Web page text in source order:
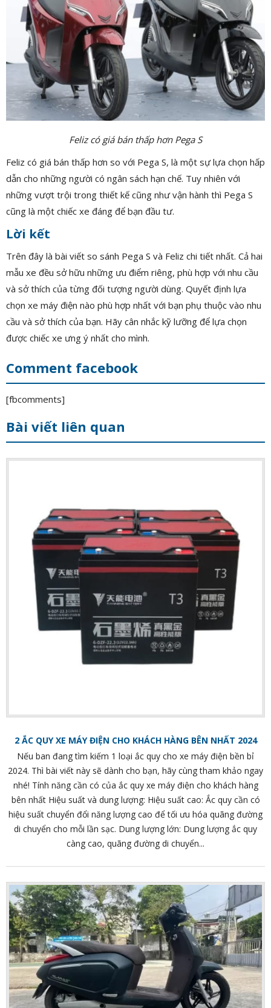
Feliz có giá bán thấp hơn Pega S
Feliz có giá bán thấp hơn so với Pega S, là một sự lựa chọn hấp
dẫn cho những người có ngân sách hạn chế. Tuy nhiên với
những vượt trội trong thiết kế cũng như vận hành thì Pega S
cũng là một chiếc xe đáng để bạn đầu tư.
Lời kết
Trên đây là bài viết so sánh Pega S và Feliz chi tiết nhất. Cả hai
mẫu xe đều sở hữu những ưu điểm riêng, phù hợp với nhu cầu
và sở thích của từng đối tượng người dùng. Quyết định lựa
chọn xe máy điện nào phù hợp nhất với bạn phụ thuộc vào nhu
cầu và sở thích của bạn. Hãy cân nhắc kỹ lưỡng để lựa chọn
được chiếc xe ưng ý nhất cho mình.
Comment facebook
[fbcomments]
Bài viết liên quan
2 ẮC QUY XE MÁY ĐIỆN CHO KHÁCH HÀNG BÊN NHẤT 2024
Nếu ban đang tìm kiếm 1 loại ắc quy cho xe máy điện bền bỉ
2024. Thì bài viết này sẽ dành cho bạn, hãy cùng tham khảo ngay
nhé! Tính năng cần có của ắc quy xe máy điện cho khách hàng
bên nhất Hiệu suất và dung lượng: Hiệu suất cao: Ắc quy cần có
hiệu suất chuyển đổi năng lượng cao để tối ưu hóa quãng đường
di chuyển cho mỗi lần sạc. Dung lượng lớn: Dung lượng ắc quy
càng cao, quãng đường di chuyển...